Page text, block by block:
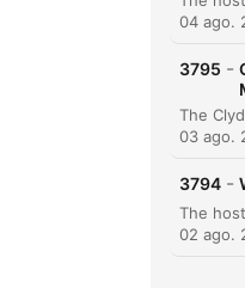
04 ago.
3795 -
03 ago.
3794 -
02 ago.